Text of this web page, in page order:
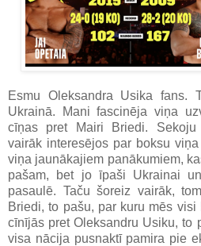
Esmu Oleksandra Usika fans.
Ukrainā. Mani fascinēja viņa
cīņas pret Mairi Briedi. Sekoju
vairāk interesējos par boksu
viņa jaunākajiem panākumiem,
pašam, bet jo īpaši Ukrainai
pasaulē. Taču šoreiz vairāk,
Briedi, to pašu, par kuru mēs
cīnījās pret Oleksandru Usiku, to
visa nācija pusnaktī pamira pie